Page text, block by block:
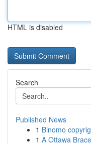
HTML is disabled
Search
Published News
1 Binomo
1 A Ottawa